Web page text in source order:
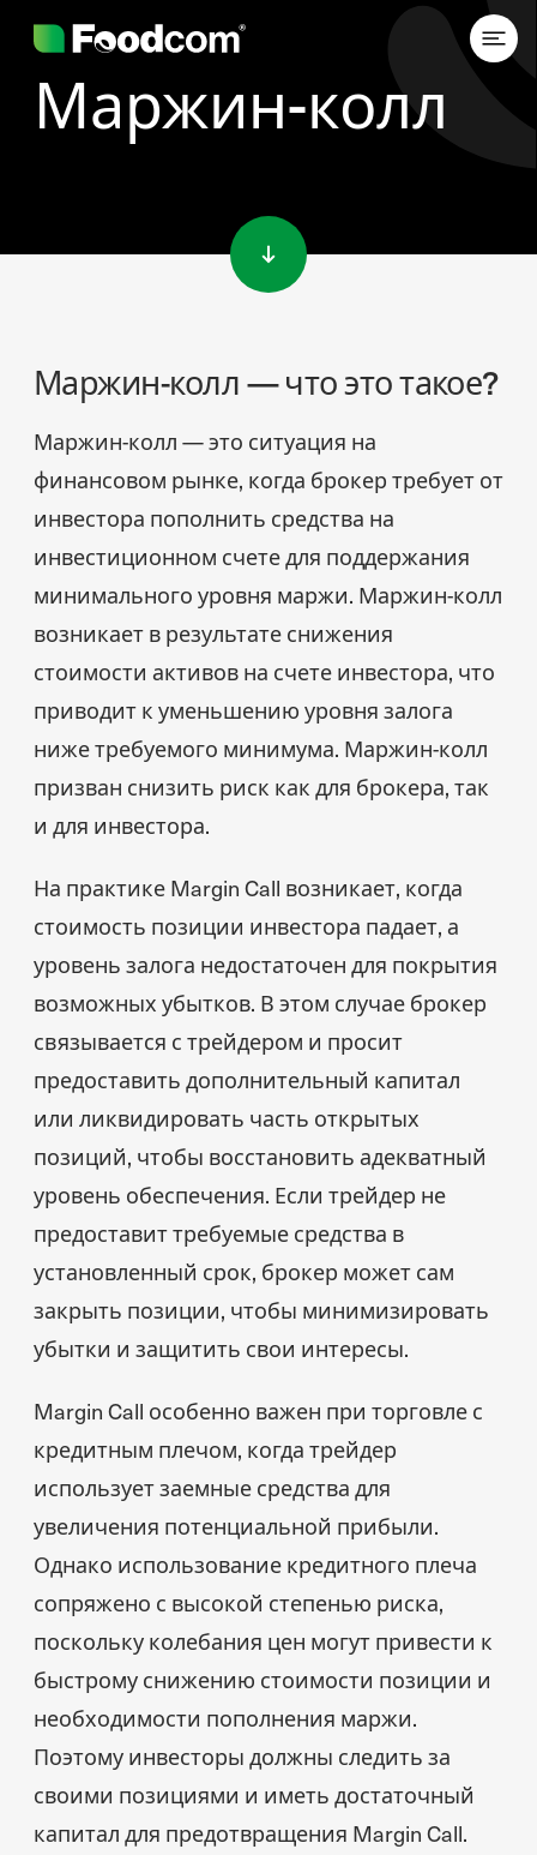
Маржин-колл
Маржин-колл — что это такое?
Маржин-колл — это ситуация на
финансовом рынке, когда брокер требует от
инвестора пополнить средства на
инвестиционном счете для поддержания
минимального уровня маржи. Маржин-колл
возникает в результате снижения
стоимости активов на счете инвестора, что
приводит к уменьшению уровня залога
ниже требуемого минимума. Маржин-колл
призван снизить риск как для брокера, так
и для инвестора.
На практике Margin Call возникает, когда
стоимость позиции инвестора падает, а
уровень залога недостаточен для покрытия
возможных убытков. В этом случае брокер
связывается с трейдером и просит
предоставить дополнительный капитал
или ликвидировать часть открытых
позиций, чтобы восстановить адекватный
уровень обеспечения. Если трейдер не
предоставит требуемые средства в
установленный срок, брокер может сам
закрыть позиции, чтобы минимизировать
убытки и защитить свои интересы.
Margin Call особенно важен при торговле с
кредитным плечом, когда трейдер
использует заемные средства для
увеличения потенциальной прибыли.
Однако использование кредитного плеча
сопряжено с высокой степенью риска,
поскольку колебания цен могут привести к
быстрому снижению стоимости позиции и
необходимости пополнения маржи.
Поэтому инвесторы должны следить за
своими позициями и иметь достаточный
капитал для предотвращения Margin Call.